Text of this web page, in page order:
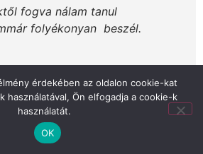
fogva nálam tanul
folyékonyan beszél.
érdekében az oldalon cookie-kat
használatával, Ön elfogadja a cookie-k
használatát.
OK